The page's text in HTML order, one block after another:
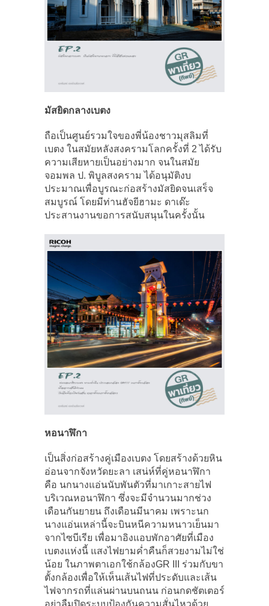
มัสยิดกลางเบตง
ถือเป็นศูนย์รวมใจของพี่น้องชาวมุสลิมที่
เบตง ในสมัยหลังสงครามโลกครั้งที่ 2 ได้รับ
ความเสียหายเป็นอย่างมาก จนในสมัย
จอมพล ป. พิบูลสงคราม ได้อนุมัติงบ
ประมาณเพื่อบูรณะก่อสร้างมัสยิดจนเสร็จ
สมบูรณ์ โดยมีท่านฮัจยีฮามะ ดาเด๊ะ
ประสานงานขอการสนับสนุนในครั้งนั้น
หอนาฬิกา
เป็นสิ่งก่อสร้างคู่เมืองเบตง โดยสร้างด้วยหิน
อ่อนจากจังหวัดยะลา เสน่ห์ที่คู่หอนาฬิกา
คือ นกนางแอ่นนับพันตัวที่มาเกาะสายไฟ
บริเวณหอนาฬิกา ซึ่งจะมีจำนวนมากช่วง
เดือนกันยายน ถึงเดือนมีนาคม เพราะนก
นางแอ่นเหล่านี้จะบินหนีความหนาวเย็นมา
จากไซบีเรีย เพื่อมาอิงแอบพักอาศัยที่เมือง
เบตงแห่งนี้ แสงไฟยามค่ำคืนก็สวยงามไม่ใช่
น้อย ในภาพตาเอกใช้กล้องGR III ร่วมกับขา
ตั้งกล้องเพื่อให้เห็นเส้นไฟที่ประดับและเส้น
ไฟจากรถที่แล่นผ่านบนถนน ก่อนกดชัตเตอร์
อย่าลืมปิดระบบป้องกันความสั่นไหวด้วย